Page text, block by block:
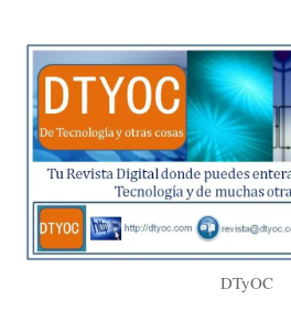
DTyOC